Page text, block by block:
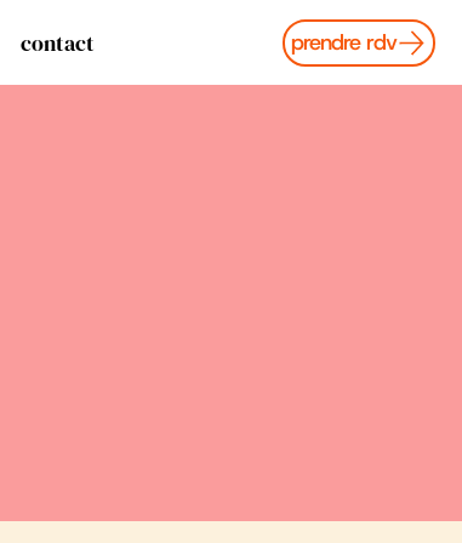
contact prendre rdv